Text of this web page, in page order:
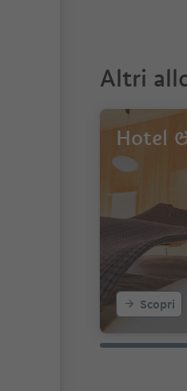
Altri
Hotel
Scopri